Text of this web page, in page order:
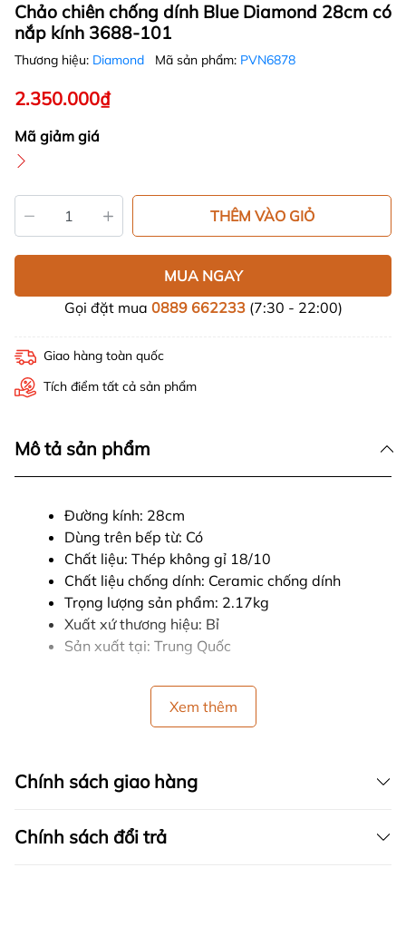
Chảo chiên chống dính Blue Diamond 28cm có
nắp kính 3688-101
Thương hiệu: Diamond Mã sản phẩm: PVN6878
2.350.000₫
Mã giảm giá
THÊM VÀO GIỎ
MUA NGAY
Gọi đặt mua 0889 662233(7:30 - 22:00)
Giao hàng toàn quốc
Tích điểm tất cả sản phẩm
Mô tả sản phẩm
Đường kính: 28cm
Dùng trên bếp từ: Có
Chất liệu: Thép không gỉ 18/10
Chất liệu chống dính: Ceramic chống dính
Trọng lượng sản phẩm: 2.17kg
Xuất xứ thương hiệu: Bỉ
Sản xuất tại: Trung Quốc
Xem thêm
Chính sách giao hàng
Chính sách đổi trả